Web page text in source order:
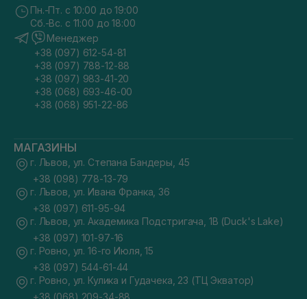
Пн.-Пт. с 10:00 до 19:00
Сб.-Вс. с 11:00 до 18:00
Менеджер
+38 (097) 612-54-81
+38 (097) 788-12-88
+38 (097) 983-41-20
+38 (068) 693-46-00
+38 (068) 951-22-86
МАГАЗИНЫ
г. Львов, ул. Степана Бандеры, 45
+38 (098) 778-13-79
г. Львов, ул. Ивана Франка, 36
+38 (097) 611-95-94
г. Львов, ул. Академика Подстригача, 1В (Duck's Lake)
+38 (097) 101-97-16
г. Ровно, ул. 16-го Июля, 15
+38 (097) 544-61-44
г. Ровно, ул. Кулика и Гудачека, 23 (ТЦ Экватор)
+38 (068) 209-34-88